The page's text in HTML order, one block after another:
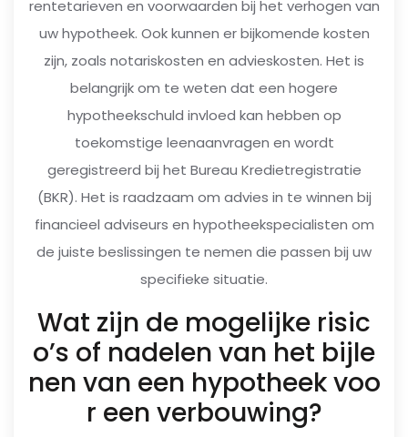
rentetarieven en voorwaarden bij het verhogen van
uw hypotheek. Ook kunnen er bijkomende kosten
zijn, zoals notariskosten en advieskosten. Het is
belangrijk om te weten dat een hogere
hypotheekschuld invloed kan hebben op
toekomstige leenaanvragen en wordt
geregistreerd bij het Bureau Kredietregistratie
(BKR). Het is raadzaam om advies in te winnen bij
financieel adviseurs en hypotheekspecialisten om
de juiste beslissingen te nemen die passen bij uw
specifieke situatie.
Wat zijn de mogelijke risic
o’s of nadelen van het bijle
nen van een hypotheek voo
r een verbouwing?